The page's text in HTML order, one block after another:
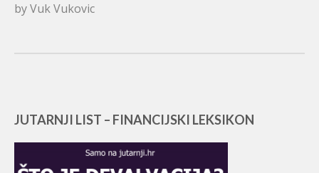
by Vuk Vukovic
JUTARNJI LIST – FINANCIJSKI LEKSIKON